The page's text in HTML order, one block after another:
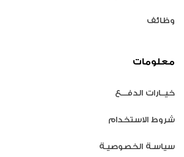
وظائف
معلومات
خيــارات الدفـــع
شروط الاستخدام
سياسـة الخصوصيـة